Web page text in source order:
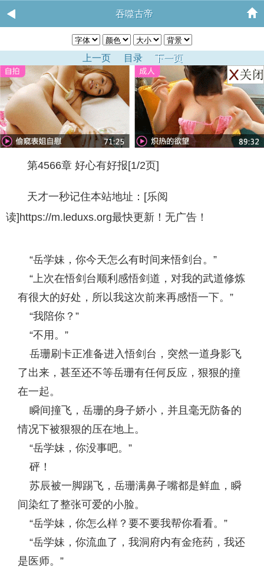
吞噬古帝
上一页 目录 下一页
第4566章 好心有好报[1/2页]
天才一秒记住本站地址：[乐阅
读]https://m.leduxs.org最快更新！无广告！
“岳学妹，你今天怎么有时间来悟剑台。”
“上次在悟剑台顺利感悟剑道，对我的武道修炼
有很大的好处，所以我这次前来再感悟一下。”
“我陪你？”
“不用。”
岳珊刷卡正准备进入悟剑台，突然一道身影飞
了出来，甚至还不等岳珊有任何反应，狠狠的撞
在一起。
瞬间撞飞，岳珊的身子娇小，并且毫无防备的
情况下被狠狠的压在地上。
“岳学妹，你没事吧。”
砰！
苏辰被一脚踢飞，岳珊满鼻子嘴都是鲜血，瞬
间染红了整张可爱的小脸。
“岳学妹，你怎么样？要不要我帮你看看。”
“岳学妹，你流血了，我洞府内有金疮药，我还
是医师。”